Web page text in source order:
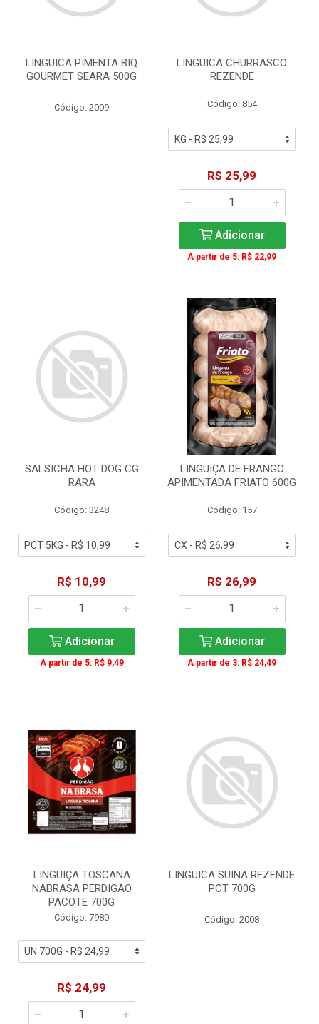
LINGUICA PIMENTA BIQ
GOURMET SEARA 500G
Código: 2009
LINGUICA CHURRASCO
REZENDE
Código: 854
R$ 25,99
Adicionar
A partir de 5: R$ 22,99
SALSICHA HOT DOG CG
RARA
Código: 3248
R$ 10,99
Adicionar
A partir de 5: R$ 9,49
LINGUIÇA DE FRANGO
APIMENTADA FRIATO 600G
Código: 157
R$ 26,99
Adicionar
A partir de 3: R$ 24,49
LINGUIÇA TOSCANA
NABRASA PERDIGÃO
PACOTE 700G
Código: 7980
R$ 24,99
LINGUICA SUINA REZENDE
PCT 700G
Código: 2008